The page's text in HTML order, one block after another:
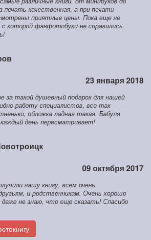
печать качественная, а при печати
приятные цены. Пока еще не
которой фанфотобуки не справились
23 января 2018
за такой душевный подарок для нашей
работу специалистов, все так
обложка ладная такая. Бабуля
день пересматривает!
09 октября 2017
нашу книгу, всем очень
и родственникам. Очень хорошо
даже не знаю, что еще сказать! Спасибо